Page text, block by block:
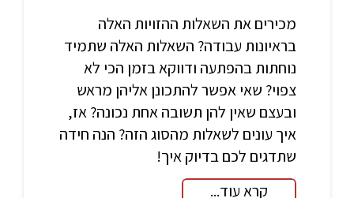
מכירים את השאלות ההזויות האלה
בראיונות עבודה? השאלות האלה שתמיד
נוחתות בהפתעה ודווקא בזמן הכי לא
צפוי? שאי אפשר להתכונן אליהן מראש
ובעצם שאין להן תשובה אחת נכונה? אז,
איך עונים לשאלות מהסוג הזה? הנה חידה
שתדגים לכם בדיוק איך!
קרא עוד...